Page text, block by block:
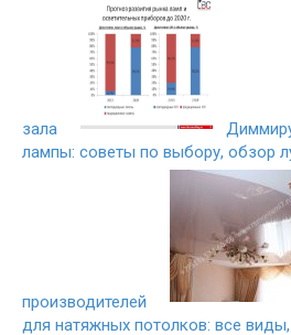
зала
лампы: советы по выбору, обзор
производителей
для натяжных потолков: все